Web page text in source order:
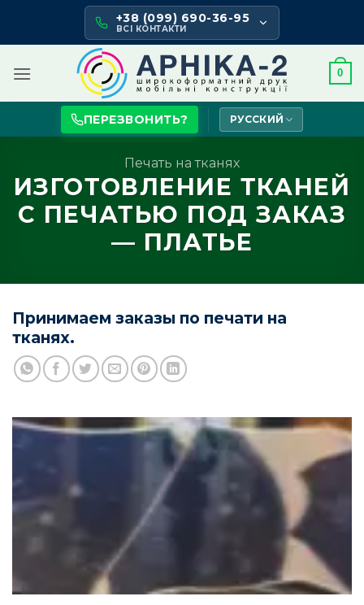
content
+38 (099) 690-36-95
ВСІ КОНТАКТИ
0
ПЕРЕЗВОНИТЬ? РУССКИЙ
Печать на тканях
ИЗГОТОВЛЕНИЕ ТКАНЕЙ
С ПЕЧАТЬЮ ПОД ЗАКАЗ
— ПЛАТЬЕ
Принимаем заказы по печати на
тканях.